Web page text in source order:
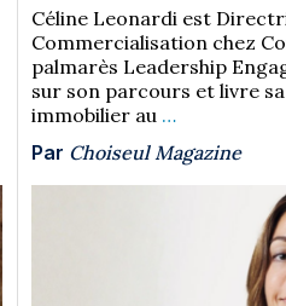
Céline Leonardi est
Commercialisation chez
palmarès Leadership
sur son parcours et livre
immobilier au …
Par Choiseul Magazine